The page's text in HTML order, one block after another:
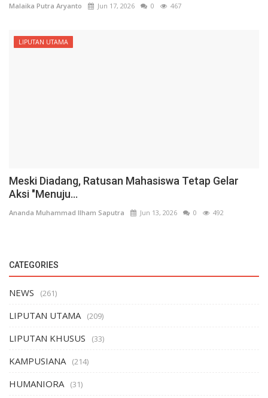
Malaika Putra Aryanto Jun 17, 2026 0 467
LIPUTAN UTAMA
Meski Diadang, Ratusan Mahasiswa Tetap Gelar
Aksi "Menuju...
Ananda Muhammad Ilham Saputra Jun 13, 2026 0 492
CATEGORIES
NEWS (261)
LIPUTAN UTAMA (209)
LIPUTAN KHUSUS (33)
KAMPUSIANA (214)
HUMANIORA (31)